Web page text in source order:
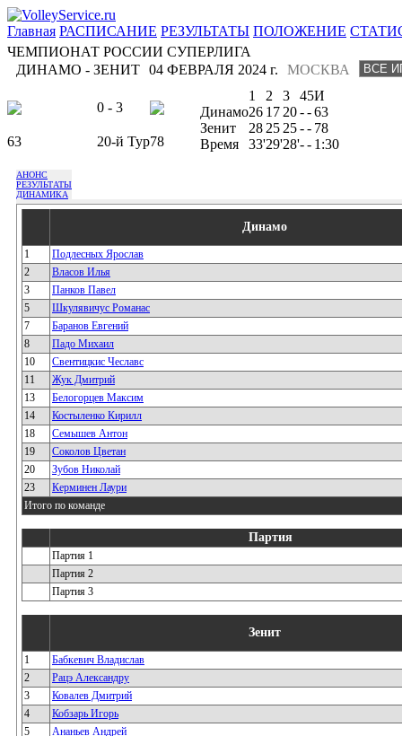
Главная РАСПИСАНИЕ РЕЗУЛЬТАТЫ ПОЛОЖЕНИЕ
ЧЕМПИОНАТ РОССИИ СУПЕРЛИГА
ДИНАМО - ЗЕНИТ
МОСКВА
04 ФЕВРАЛЯ 2024 г.
0 - 3
63 20-й Тур78
1 2 3 45И
Динамо26 17 20--63
Зенит
28 25 25-- 78
Время
33'29'28'-- 1:30
АНОНС
РЕЗУЛЬТАТЫ
ДИНАМИКА
Динамо
1
Подлесных Ярослав
2
Власов Илья
3
Панков Павел
5
Шкулявичус Романас
7
Баранов Евгений
8
Падо Михаил
10
Свентицкис Чеславс
11
Жук Дмитрий
13
Белогорцев Максим
14
Костыленко Кирилл
18
Семышев Антон
19
Соколов Цветан
20
Зубов Николай
23
Керминен Лаури
Итого по команде
Партия
Партия 1
Партия 2
Партия 3
Зенит
1
Бабкевич Владислав
2
Рацэ Александру
3
Ковалев Дмитрий
4
Кобзарь Игорь
5
Ананьев Андрей